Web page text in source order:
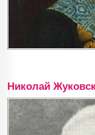
Николай